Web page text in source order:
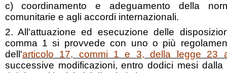
c) coordinamento e adeguamento della
comunitarie e agli accordi internazionali.
2. All'attuazione ed esecuzione delle
comma 1 si provvede con uno o più
dell'articolo 17, commi 1 e 3, della legge 23
successive modificazioni, entro dodici mesi